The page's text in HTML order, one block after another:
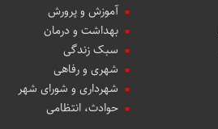
آموزش و پرورش
بهداشت و درمان
سبک زندگی
شهری و رفاهی
شهرداری و شورای شهر
حوادث، انتظامی